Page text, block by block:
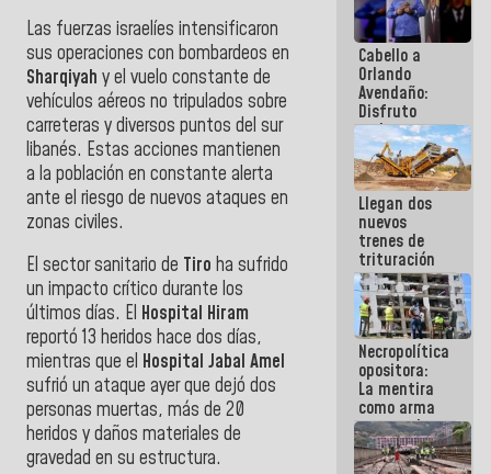
Las fuerzas israelíes intensificaron
sus operaciones con bombardeos en
Sharqiyah y el vuelo constante de
vehículos aéreos no tripulados sobre
carreteras y diversos puntos del sur
libanés. Estas acciones mantienen
a la población en constante alerta
ante el riesgo de nuevos ataques en
zonas civiles.
El sector sanitario de Tiro ha sufrido
un impacto crítico durante los
últimos días. El Hospital Hiram
reportó 13 heridos hace dos días,
mientras que el Hospital Jabal Amel
sufrió un ataque ayer que dejó dos
personas muertas, más de 20
heridos y daños materiales de
gravedad en su estructura.
Cabello a
Orlando
Avendaño:
Disfruto
cada vez
que escribes
porque lo
que haces
es
embarrarla
Llegan dos
nuevos
trenes de
trituración
para
optimizar
manejo de
escombros
en La Guaira
Necropolítica
opositora:
La mentira
como arma
contra el
Pueblo